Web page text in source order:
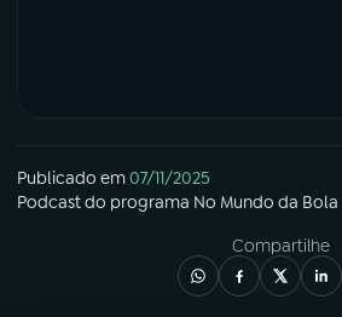
Publicado em07/11/2025
Podcastdo programa No Mundo da Bola
Compartilhe